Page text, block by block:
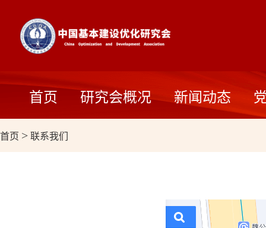
首页 研究会概况 新闻动态
首页 >联系我们